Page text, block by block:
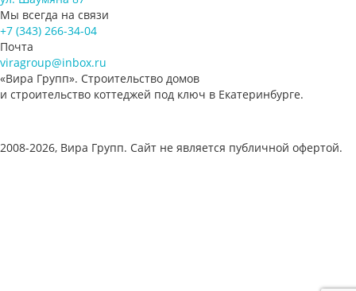
Мы всегда на связи
+7 (343) 266-34-04
Почта
viragroup@inbox.ru
«Вира Групп». Строительство домов
и строительство коттеджей под ключ в Екатеринбурге.
2008-2026, Вира Групп. Cайт не является публичной офертой.